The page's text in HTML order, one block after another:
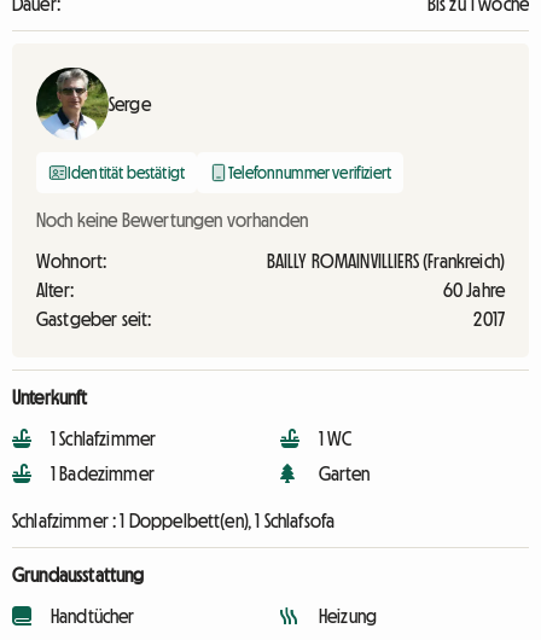
Serge
Identität bestätigt Telefonnummer verifiziert
Noch keine Bewertungen vorhanden
Wohnort:
BAILLY ROMAINVILLIERS (Frankreich)
Alter:
60 Jahre
Gastgeber seit:
2017
Unterkunft
1 Schlafzimmer
1 Badezimmer
1 WC
Garten
Schlafzimmer :1 Doppelbett(en), 1 Schlafsofa
Grundausstattung
Handtücher
Heizung